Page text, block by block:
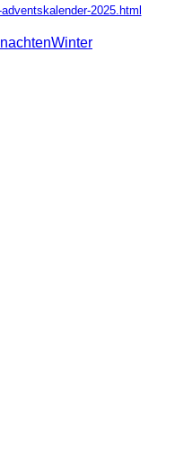
2025.html
Winter